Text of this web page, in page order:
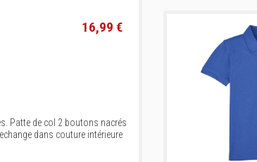
16,99 €
Patte de col 2 boutons nacrés
dans couture intérieure